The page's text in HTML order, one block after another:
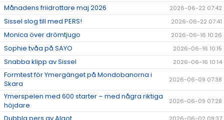
Månadens friidrottare maj 2026 2026-06-22 07:42
Sissel slog till med PERS! 2026-06-22 07:41
Monica över drömtjugo 2026-06-16 10:26
Sophie tvåa på SAYO 2026-06-16 10:15
Snabba klipp av Sissel 2026-06-16 10:14
Formtest för Ymergänget på Mondobanorna i
Skara
2026-06-09 07:38
Ymerspelen med 600 starter – med några riktiga
höjdare
2026-06-09 07:28